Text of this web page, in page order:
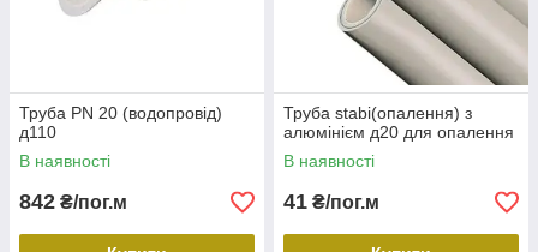
Труба PN 20 (водопровід)
д110
В наявності
842 ₴/пог.м
Труба stabi(опалення) з
алюмінієм д20 для опалення
В наявності
41 ₴/пог.м